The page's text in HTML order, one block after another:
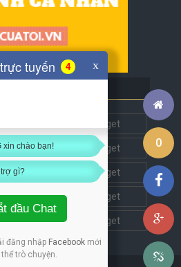
0
Get this widget
Get this widget
Get this widget
Get this widget
Get this widget
tuyến 4 x
xin chào bạn!
gì?
đầu Chat
đăng nhập Facebookmới
trò chuyện.